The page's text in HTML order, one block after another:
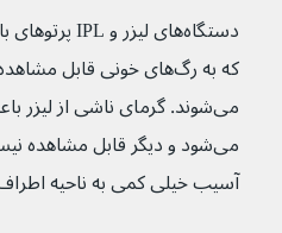
که به رگ‌های خونی قابل
می‌‌شود و دیگر قابل مشاهده
آسیب خیلی کمی به ناحیه